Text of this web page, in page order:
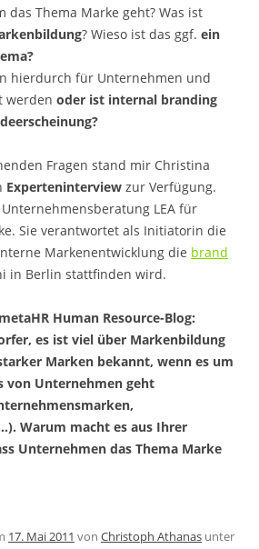
das Thema Marke geht? Was ist
? Wieso ist das ggf. ein
hierdurch für Unternehmen und
werden oder ist internal branding
Fragen stand mir Christina
Experteninterview zur Verfügung.
LEA für
Sie verantwortet als Initiatorin die
Markenentwicklung die brand
in Berlin stattfinden wird.
Human Resource-Blog:
es ist viel über Markenbildung
Marken bekannt, wenn es um
von Unternehmen geht
Warum macht es aus Ihrer
Unternehmen das Thema Marke
17. Mai 2011 von Christoph Athanas unter